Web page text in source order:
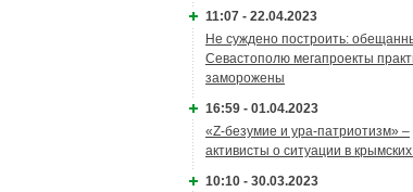
11:07 - 22.04.2023
Не суждено построить:
Севастополю мегапроекты
заморожены
16:59 - 01.04.2023
«Z-безумие и ура-патриотизм» –
активисты о ситуации в
10:10 - 30.03.2023